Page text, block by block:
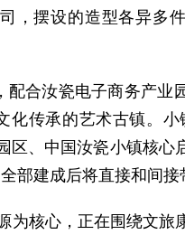
，摆设的造型各异多
合汝瓷电子商务产业
传承的艺术古镇。小
区、中国汝瓷小镇核心
部建成后将直接和间接
为核心，正在围绕文旅